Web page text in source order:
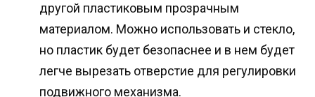
другой пластиковым прозрачным
материалом. Можно использовать и стекло,
но пластик будет безопаснее и в нем будет
легче вырезать отверстие для регулировки
подвижного механизма.